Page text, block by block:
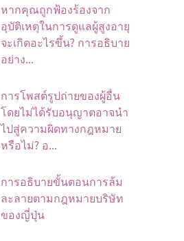
หากคุณถูกฟ้องร้องจาก
อุบัติเหตุในการดูแลผู้สูงอายุ
จะเกิดอะไรขึ้น? การอธิบาย
อย่าง...
การโพสต์รูปถ่ายของผู้อื่น
โดยไม่ได้รับอนุญาตอาจนํา
ไปสู่ความผิดทางกฎหมาย
หรือไม่? อ...
การอธิบายขั้นตอนการล้ม
ละลายตามกฎหมายบริษัท
ของญี่ปุ่น